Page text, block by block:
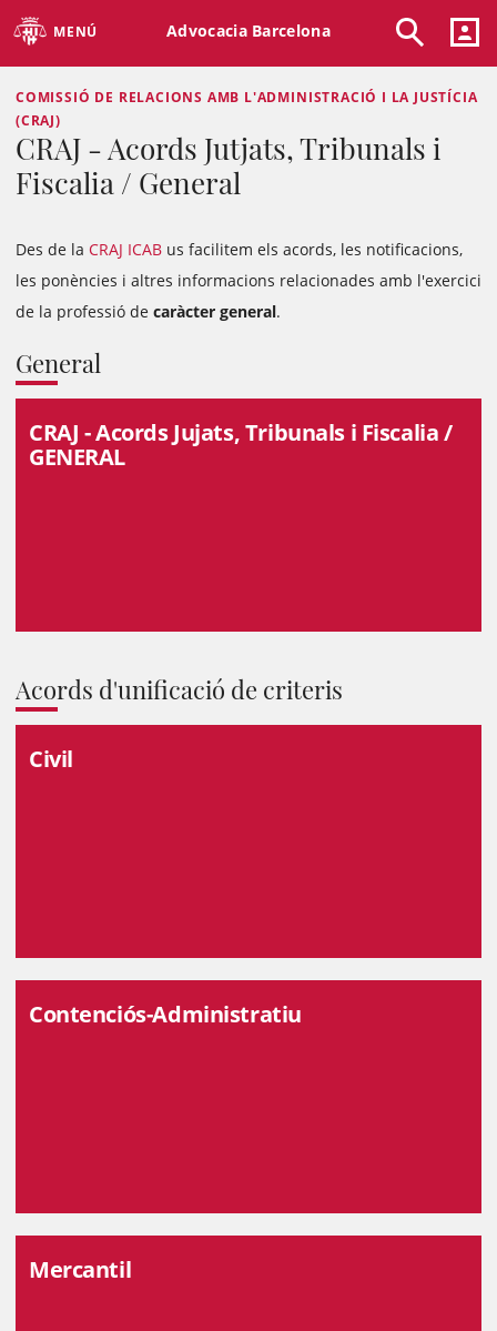
MENÚ Advocacia Barcelona
COMISSIÓ DE RELACIONS AMB L'ADMINISTRACIÓ I LA JUSTÍCIA
(CRAJ)
CRAJ - Acords Jutjats, Tribunals i
Fiscalia / General
Des de la CRAJ ICAB us facilitem els acords, les notificacions,
les ponències i altres informacions relacionades amb l'exercici
de la professió de caràcter general.
General
CRAJ - Acords Jujats, Tribunals i Fiscalia /
GENERAL
Acords d'unificació de criteris
Civil
Contenciós-Administratiu
Mercantil